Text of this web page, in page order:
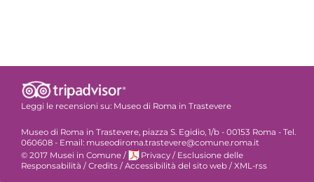
Leggi le recensioni su: Museo di Roma in Trastevere
Museo di Roma in Trastevere, piazza S. Egidio, 1/b - 00153 Roma - Tel.
060608 - Email: museodiroma.trastevere@comune.roma.it
© 2017 Musei in Comune / Privacy / Esclusione delle
Responsabilità / Credits / Accessibilità del sito web / XML-rss